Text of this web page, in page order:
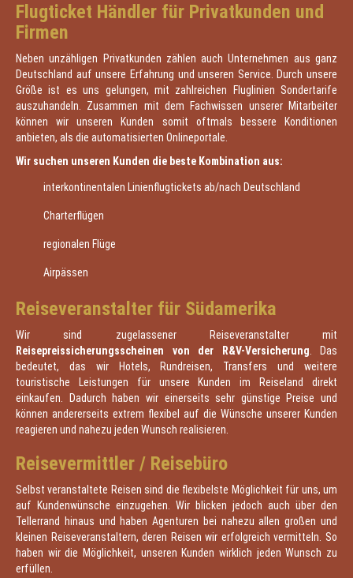
Flugticket Händler für Privatkunden und
Firmen
Neben unzähligen Privatkunden zählen auch Unternehmen aus ganz
Deutschland auf unsere Erfahrung und unseren Service. Durch unsere
Größe ist es uns gelungen, mit zahlreichen Fluglinien Sondertarife
auszuhandeln. Zusammen mit dem Fachwissen unserer Mitarbeiter
können wir unseren Kunden somit oftmals bessere Konditionen
anbieten, als die automatisierten Onlineportale.
Wir suchen unseren Kunden die beste Kombination aus:
interkontinentalen Linienflugtickets ab/nach Deutschland
Charterflügen
regionalen Flüge
Airpässen
Reiseveranstalter für Südamerika
Wir sind zugelassener Reiseveranstalter mit
Reisepreissicherungsscheinen von der R&V-Versicherung . Das
bedeutet, das wir Hotels, Rundreisen, Transfers und weitere
touristische Leistungen für unsere Kunden im Reiseland direkt
einkaufen. Dadurch haben wir einerseits sehr günstige Preise und
können andererseits extrem flexibel auf die Wünsche unserer Kunden
reagieren und nahezu jeden Wunsch realisieren.
Reisevermittler / Reisebüro
Selbst veranstaltete Reisen sind die flexibelste Möglichkeit für uns, um
auf Kundenwünsche einzugehen. Wir blicken jedoch auch über den
Tellerrand hinaus und haben Agenturen bei nahezu allen großen und
kleinen Reiseveranstaltern, deren Reisen wir erfolgreich vermitteln. So
haben wir die Möglichkeit, unseren Kunden wirklich jeden Wunsch zu
erfüllen.